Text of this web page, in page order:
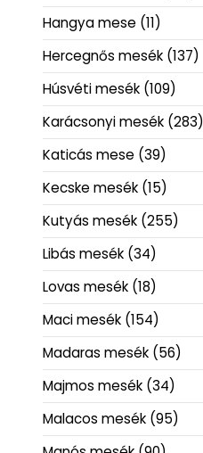
Hangya mese (11)
Hercegnős mesék (137)
Húsvéti mesék (109)
Karácsonyi mesék (283)
Katicás mese (39)
Kecske mesék (15)
Kutyás mesék (255)
Libás mesék (34)
Lovas mesék (18)
Maci mesék (154)
Madaras mesék (56)
Majmos mesék (34)
Malacos mesék (95)